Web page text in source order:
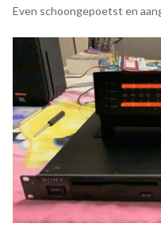
Even schoongepoetst en